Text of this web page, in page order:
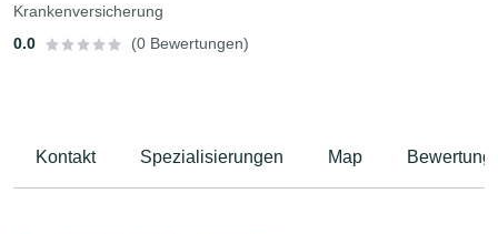
Krankenversicherung
0.0
(0 Bewertungen)
Kontakt Spezialisierungen Map